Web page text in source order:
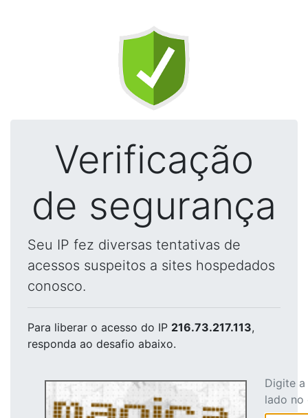
Verificação
de segurança
Seu IP fez diversas tentativas de
acessos suspeitos a sites hospedados
conosco.
Para liberar o acesso do IP 216.73.217.113,
responda ao desafio abaixo.
Digite
lado no